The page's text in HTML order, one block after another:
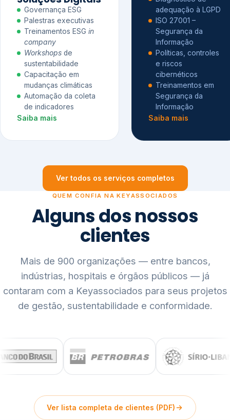
Governança ESG
Palestras executivas
Treinamentos ESG in
company
Workshops de
sustentabilidade
Capacitação em
mudanças climáticas
Automação da coleta
de indicadores
Saiba mais
adequação à LGPD
ISO 27001 –
Segurança da
Informação
Políticas, controles
e riscos
cibernéticos
Treinamentos em
Segurança da
Informação
Saiba mais
Ver todos os serviços completos
QUEM CONFIA NA KEYASSOCIADOS
Alguns dos nossos
clientes
Mais de 900 organizações — entre bancos,
indústrias, hospitais e órgãos públicos — já
contaram com a Keyassociados para seus projetos
de gestão, sustentabilidade e conformidade.
Ver lista completa de clientes (PDF)